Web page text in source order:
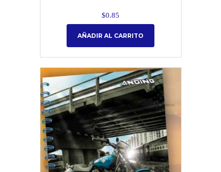
$0.85
AÑADIR AL CARRITO